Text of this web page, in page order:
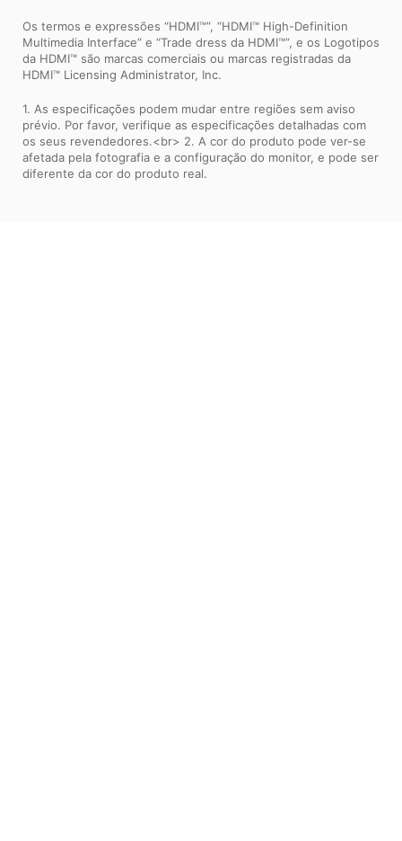
Os termos e expressões “HDMI™”, “HDMI™ High-Definition
Multimedia Interface” e “Trade dress da HDMI™”, e os Logotipos
da HDMI™ são marcas comerciais ou marcas registradas da
HDMI™ Licensing Administrator, Inc.
1. As especificações podem mudar entre regiões sem aviso
prévio. Por favor, verifique as especificações detalhadas com
os seus revendedores.<br> 2. A cor do produto pode ver-se
afetada pela fotografia e a configuração do monitor, e pode ser
diferente da cor do produto real.